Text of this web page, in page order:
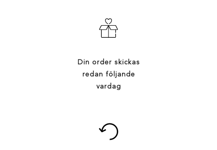
Din order skickas
redan följande
vardag